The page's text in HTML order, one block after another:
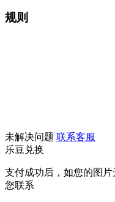
规则
未解决问题 联系客服
乐豆兑换
支付成功后，如您的图
您联系